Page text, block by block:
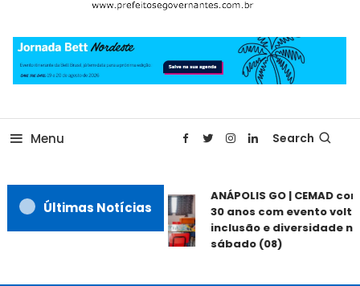
Prefeitos & Governantes
Menu Search
Últimas Notícias
ANÁPOLIS GO | CEMAD
30 anos com evento
inclusão e diversidade
sábado (08)